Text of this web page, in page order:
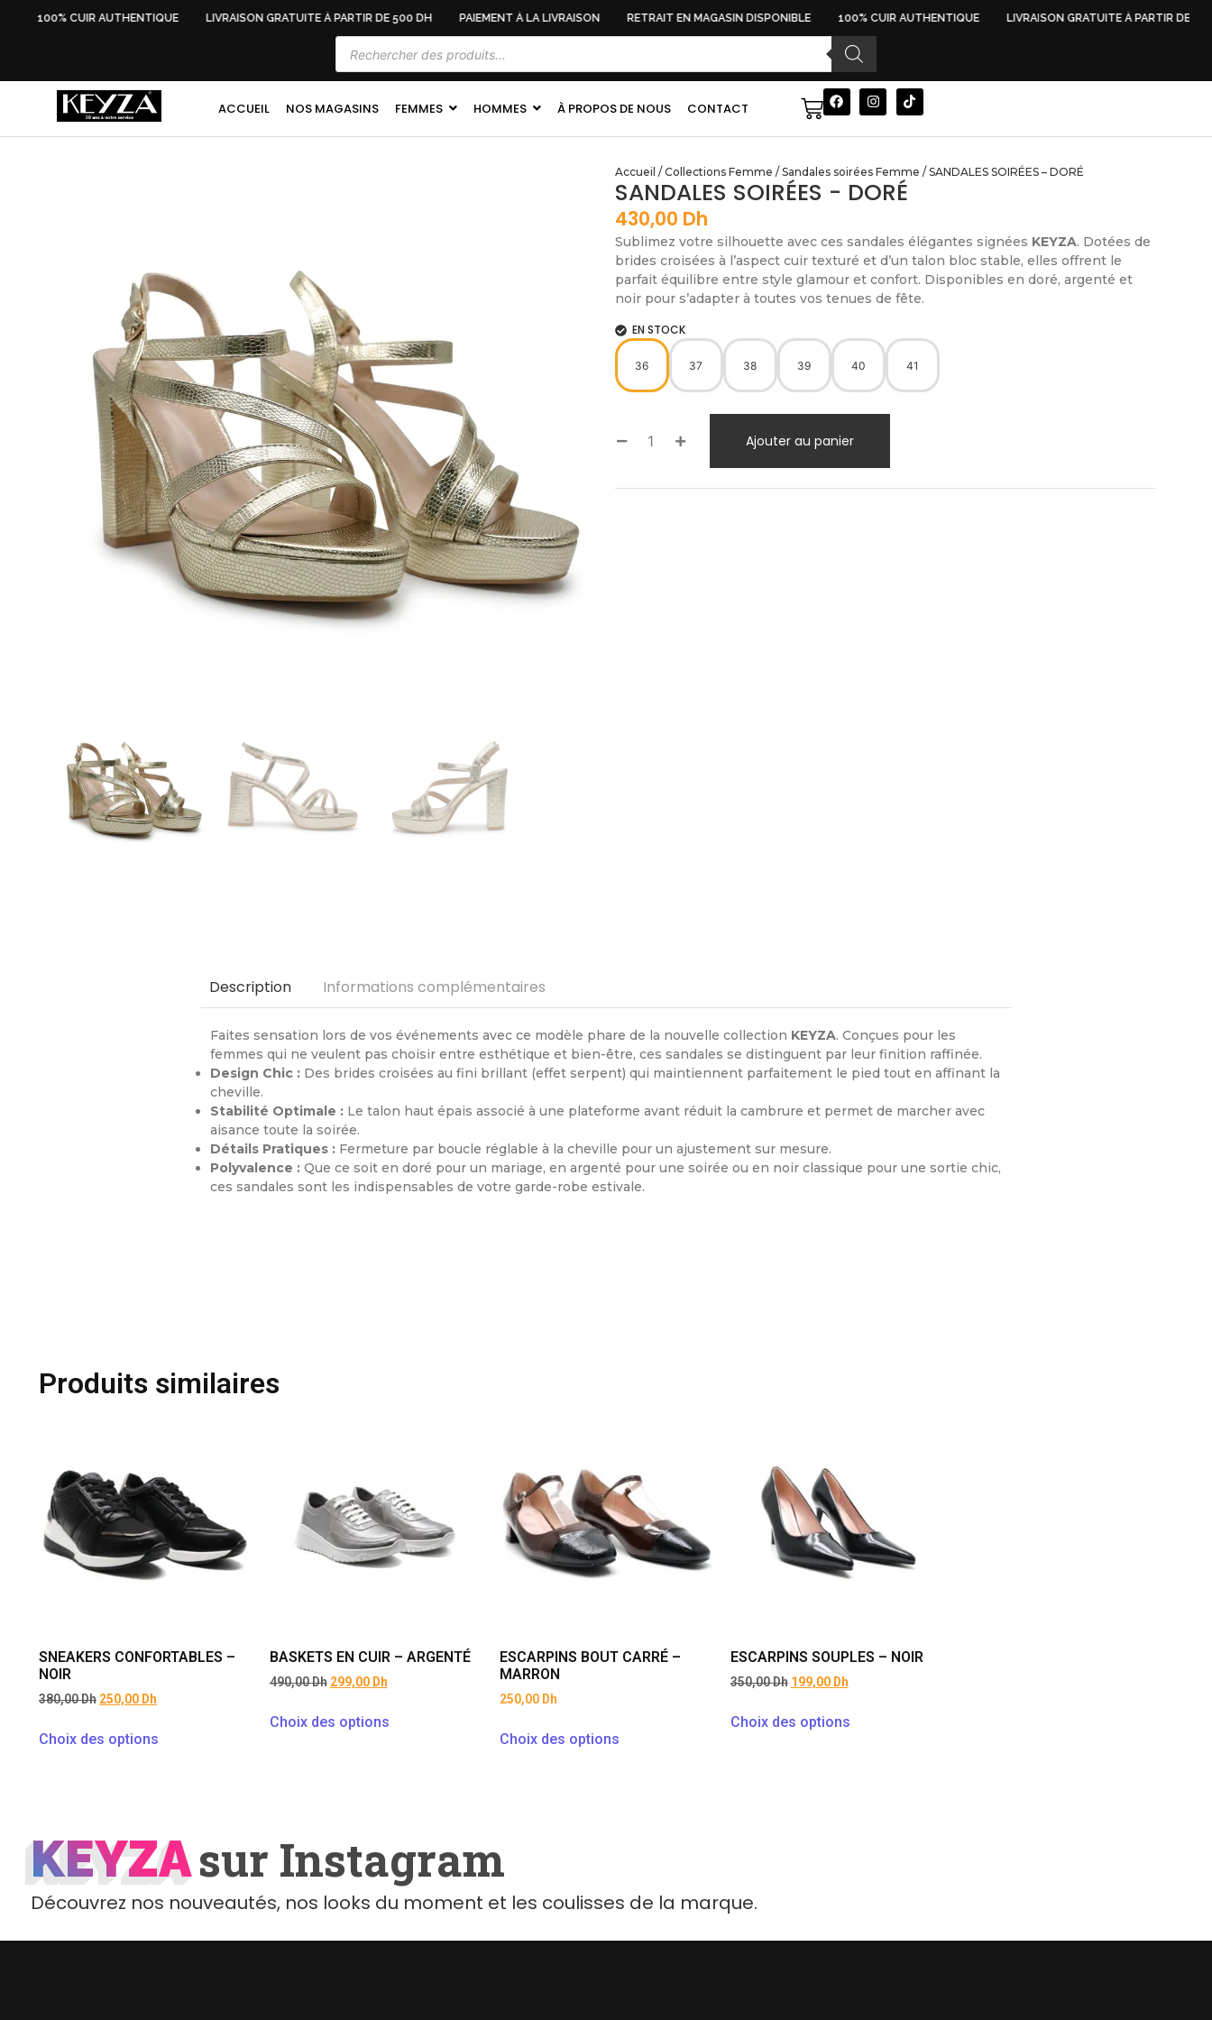
100% CUIR AUTHENTIQUE LIVRAISON GRATUITE À PARTIR DE 500 DH PAIEMENT À LA LIVRAISON RETRAIT EN MAGASIN DISPONIBLE 100% CUIR AUTHENTIQUE LIVRAISON GRATUITE À PARTIR DE 500
ACCUEIL NOS MAGASINS FEMMES HOMMES À PROPOS DE NOUS CONTACT
Accueil / Collections Femme / Sandales soirées Femme / SANDALES SOIRÉES – DORÉ
SANDALES SOIRÉES - DORÉ
430,00 Dh
Sublimez votre silhouette avec ces sandales élégantes signées KEYZA. Dotées de
brides croisées à l’aspect cuir texturé et d’un talon bloc stable, elles offrent le
parfait équilibre entre style glamour et confort. Disponibles en doré, argenté et
noir pour s’adapter à toutes vos tenues de fête.
EN STOCK
36 37 38 39 40 41
Ajouter au panier
Description Informations complémentaires
Faites sensation lors de vos événements avec ce modèle phare de la nouvelle collection KEYZA. Conçues pour les
femmes qui ne veulent pas choisir entre esthétique et bien-être, ces sandales se distinguent par leur finition raffinée.
Design Chic : Des brides croisées au fini brillant (effet serpent) qui maintiennent parfaitement le pied tout en affinant la
cheville.
Stabilité Optimale : Le talon haut épais associé à une plateforme avant réduit la cambrure et permet de marcher avec
aisance toute la soirée.
Détails Pratiques : Fermeture par boucle réglable à la cheville pour un ajustement sur mesure.
Polyvalence : Que ce soit en doré pour un mariage, en argenté pour une soirée ou en noir classique pour une sortie chic,
ces sandales sont les indispensables de votre garde-robe estivale.
Produits similaires
SNEAKERS CONFORTABLES –
NOIR
380,00Dh 250,00 Dh
Choix des options
BASKETS EN CUIR – ARGENTÉ
490,00Dh 299,00 Dh
Choix des options
ESCARPINS BOUT CARRÉ –
MARRON
250,00 Dh
Choix des options
ESCARPINS SOUPLES – NOIR
350,00Dh 199,00 Dh
Choix des options
KEYZA
KEYZAsur Instagram
Découvrez nos nouveautés, nos looks du moment et les coulisses de la marque.